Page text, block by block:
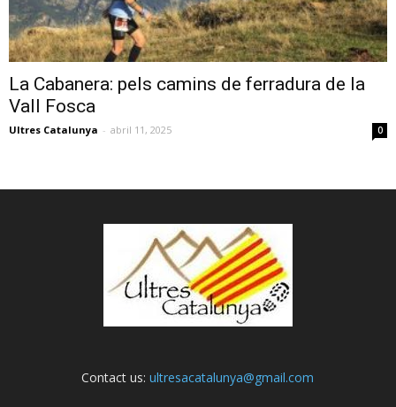
La Cabanera: pels camins de ferradura de la
Vall Fosca
Ultres Catalunya - abril 11, 2025 0
Contact us:ultresacatalunya@gmail.com